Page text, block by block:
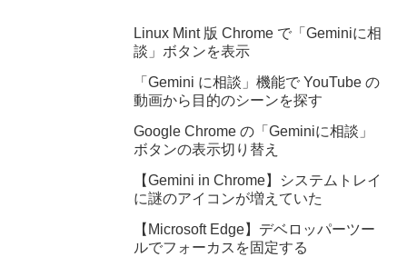
Linux Mint 版 Chrome で「Geminiに相
談」ボタンを表示
「Gemini に相談」機能で YouTube の
動画から目的のシーンを探す
Google Chrome の「Geminiに相談」
ボタンの表示切り替え
【Gemini in Chrome】システムトレイ
に謎のアイコンが増えていた
【Microsoft Edge】デベロッパーツー
ルでフォーカスを固定する